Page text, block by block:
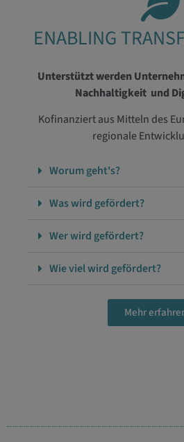
ENABLING
Unterstützt werden
Nachhaltigkeit und
Kofinanziert aus Mitteln des
regionale
Worum geht's?
Was wird gefördert?
Wer wird gefördert?
Wie viel wird gefördert?
Mehr